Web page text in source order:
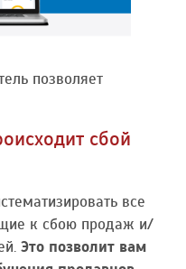
позволяет
сбой
все
к сбою продаж и/
Это позволит вам